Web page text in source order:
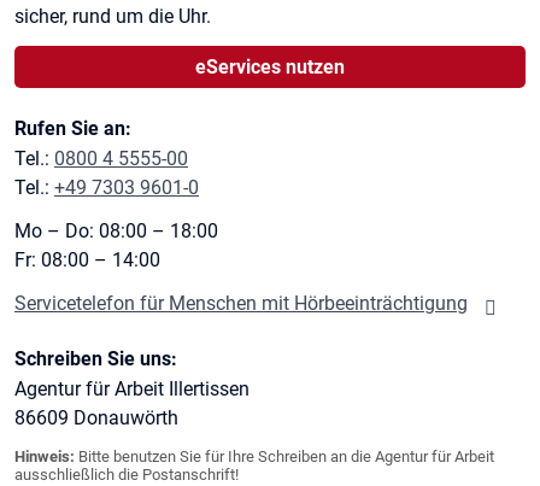
sicher, rund um die Uhr.
eServices nutzen
Rufen Sie an:
Tel.: 0800 4 5555-00
Tel.: +49 7303 9601-0
Mo – Do: 08:00 – 18:00
Fr: 08:00 – 14:00
Servicetelefon für Menschen mit Hörbeeinträchtigung
Schreiben Sie uns:
Agentur für Arbeit Illertissen
86609 Donauwörth
Hinweis: Bitte benutzen Sie für Ihre Schreiben an die Agentur für Arbeit
ausschließlich die Postanschrift!